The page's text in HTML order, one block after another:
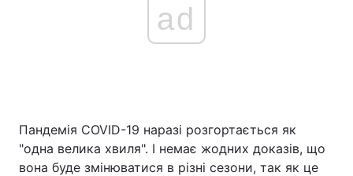
Головна Війна
Україна Політика
ad
Пандемія COVID-19 наразі розгортається як
"одна велика хвиля". І немає жодних доказів, що
вона буде змінюватися в різні сезони, так як це